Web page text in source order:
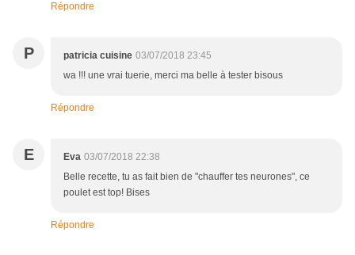
Répondre
P patricia cuisine 03/07/2018 23:45
wa !!! une vrai tuerie, merci ma belle à tester bisous
Répondre
E Eva 03/07/2018 22:38
Belle recette, tu as fait bien de "chauffer tes neurones", ce
poulet est top! Bises
Répondre